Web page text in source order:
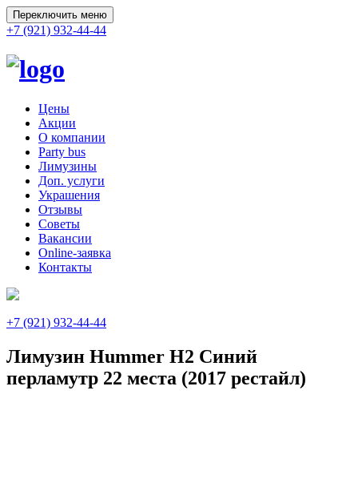
Переключить меню
+7 (921) 932-44-44
Цены
Акции
О компании
Party bus
Лимузины
Доп. услуги
Украшения
Отзывы
Советы
Вакансии
Online-заявка
Контакты
+7 (921) 932-44-44
Лимузин Hummer H2 Синий
перламутр 22 места (2017 рестайл)